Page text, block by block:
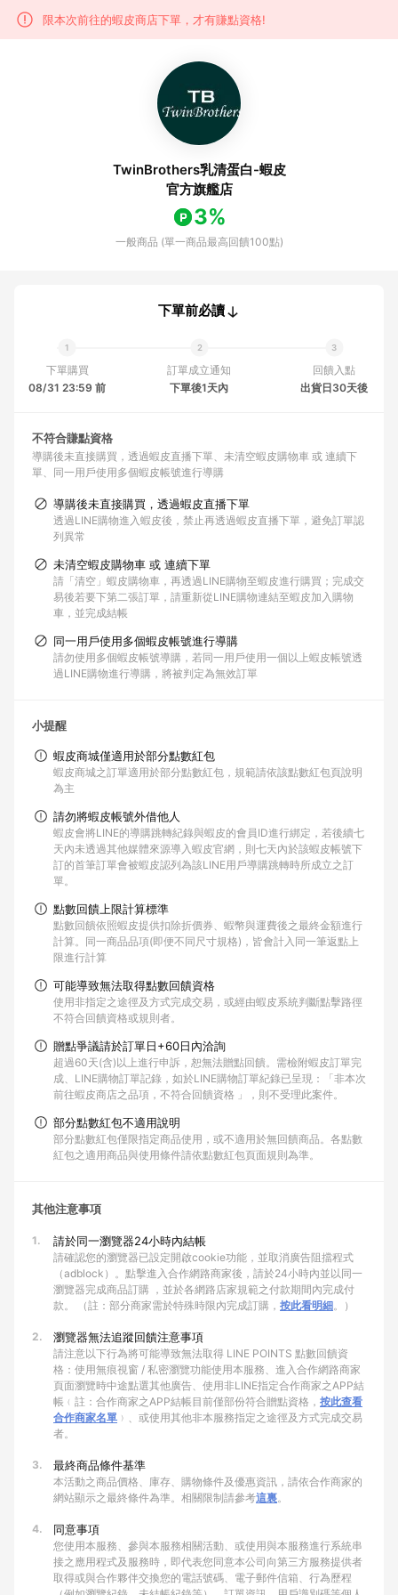
限本次前往的蝦皮商店下單，才有賺點資格!
TwinBrothers乳清蛋白-蝦皮
官方旗艦店
3%
一般商品 (單一商品最高回饋100點)
下單前必讀
下單購買
08/31 23:59 前
訂單成立通知
下單後1天內
回饋入點
出貨日30天後
不符合賺點資格
導購後未直接購買，透過蝦皮直播下單
未清空蝦皮購物車 或 連續下
單
同一用戶使用多個蝦皮帳號進行導購
導購後未直接購買，透過蝦皮直播下單
透過LINE購物進入蝦皮後，禁止再透過蝦皮直播下單，避免訂單認
列異常
未清空蝦皮購物車 或 連續下單
請「清空」蝦皮購物車，再透過LINE購物至蝦皮進行購買；完成交
易後若要下第二張訂單，請重新從LINE購物連結至蝦皮加入購物
車，並完成結帳
同一用戶使用多個蝦皮帳號進行導購
請勿使用多個蝦皮帳號導購，若同一用戶使用一個以上蝦皮帳號透
過LINE購物進行導購，將被判定為無效訂單
小提醒
蝦皮商城僅適用於部分點數紅包
蝦皮商城之訂單適用於部分點數紅包，規範請依該點數紅包頁說明
為主
請勿將蝦皮帳號外借他人
蝦皮會將LINE的導購跳轉紀錄與蝦皮的會員ID進行綁定，若後續七
天內未透過其他媒體來源導入蝦皮官網，則七天內於該蝦皮帳號下
訂的首筆訂單會被蝦皮認列為該LINE用戶導購跳轉時所成立之訂
單。
點數回饋上限計算標準
點數回饋依照蝦皮提供扣除折價券、蝦幣與運費後之最終金額進行
計算。同一商品品項(即便不同尺寸規格)，皆會計入同一筆返點上
限進行計算
可能導致無法取得點數回饋資格
使用非指定之途徑及方式完成交易，或經由蝦皮系統判斷點擊路徑
不符合回饋資格或規則者。
贈點爭議請於訂單日+60日內洽詢
超過60天(含)以上進行申訴，恕無法贈點回饋。需檢附蝦皮訂單完
成、LINE購物訂單記錄，如於LINE購物訂單紀錄已呈現：「非本次
前往蝦皮商店之品項，不符合回饋資格 」，則不受理此案件。
部分點數紅包不適用說明
部分點數紅包僅限指定商品使用，或不適用於無回饋商品。各點數
紅包之適用商品與使用條件請依點數紅包頁面規則為準。
其他注意事項
1. 請於同一瀏覽器24小時內結帳
請確認您的瀏覽器已設定開啟cookie功能，並取消廣告阻擋程式
（adblock）。點擊進入合作網路商家後，請於24小時內並以同一
瀏覽器完成商品訂購 ，並於各網路店家規範之付款期間內完成付
款。 （註：部分商家需於特殊時限內完成訂購， 按此看明細。）
2. 瀏覽器無法追蹤回饋注意事項
請注意以下行為將可能導致無法取得 LINE POINTS 點數回饋資
格：使用無痕視窗 / 私密瀏覽功能使用本服務、進入合作網路商家
頁面瀏覽時中途點選其他廣告、使用非LINE指定合作商家之APP結
帳﹙註：合作商家之APP結帳目前僅部份符合贈點資格， 按此查看
合作商家名單 ﹚、或使用其他非本服務指定之途徑及方式完成交易
者。
3. 最終商品條件基準
本活動之商品價格、庫存、購物條件及優惠資訊，請依合作商家的
網站顯示之最終條件為準。相關限制請參考這裏。
4. 同意事項
您使用本服務、參與本服務相關活動、或使用與本服務進行系統串
接之應用程式及服務時，即代表您同意本公司向第三方服務提供者
取得或與合作夥伴交換您的電話號碼、電子郵件信箱、行為歷程